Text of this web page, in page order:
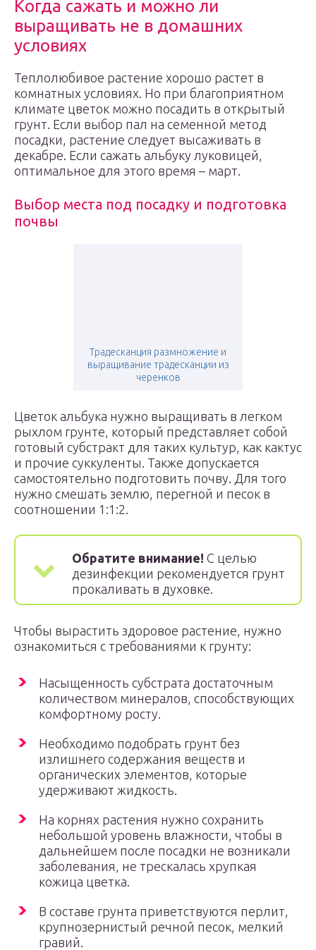
Когда сажать и можно ли
выращивать не в домашних
условиях
Теплолюбивое растение хорошо растет в
комнатных условиях. Но при благоприятном
климате цветок можно посадить в открытый
грунт. Если выбор пал на семенной метод
посадки, растение следует высаживать в
декабре. Если сажать альбуку луковицей,
оптимальное для этого время – март.
Выбор места под посадку и подготовка
почвы
Традесканция размножение и
выращивание традесканции из
черенков
Цветок альбука нужно выращивать в легком
рыхлом грунте, который представляет собой
готовый субстракт для таких культур, как кактус
и прочие суккуленты. Также допускается
самостоятельно подготовить почву. Для того
нужно смешать землю, перегной и песок в
соотношении 1:1:2.
Обратите внимание! С целью
дезинфекции рекомендуется грунт
прокаливать в духовке.
Чтобы вырастить здоровое растение, нужно
ознакомиться с требованиями к грунту:
Насыщенность субстрата достаточным
количеством минералов, способствующих
комфортному росту.
Необходимо подобрать грунт без
излишнего содержания веществ и
органических элементов, которые
удерживают жидкость.
На корнях растения нужно сохранить
небольшой уровень влажности, чтобы в
дальнейшем после посадки не возникали
заболевания, не трескалась хрупкая
кожица цветка.
В составе грунта приветствуются перлит,
крупнозернистый речной песок, мелкий
гравий.